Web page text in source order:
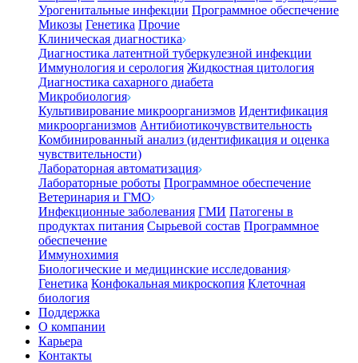
Урогенитальные инфекции Программное обеспечение
Микозы Генетика Прочие
Клиническая диагностика
Диагностика латентной туберкулезной инфекции
Иммунология и серология Жидкостная цитология
Диагностика сахарного диабета
Микробиология
Культивирование микроорганизмов Идентификация
микроорганизмов Антибиотикочувствительность
Комбинированный анализ (идентификация и оценка
чувствительности)
Лабораторная автоматизация
Лабораторные роботы Программное обеспечение
Ветеринария и ГМО
Инфекционные заболевания ГМИ Патогены в
продуктах питания Сырьевой состав Программное
обеспечение
Иммунохимия
Биологические и медицинские исследования
Генетика Конфокальная микроскопия Клеточная
биология
Поддержка
О компании
Карьера
Контакты